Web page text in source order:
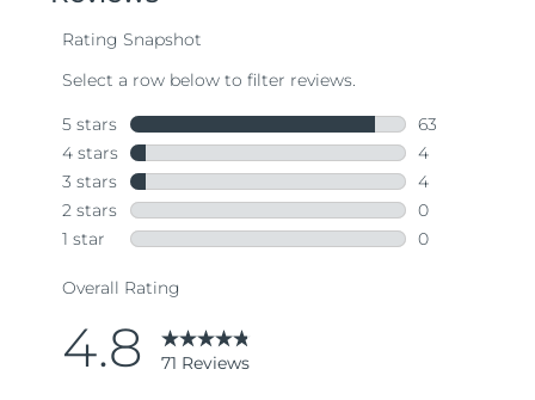
average
value.
Same
page
link.